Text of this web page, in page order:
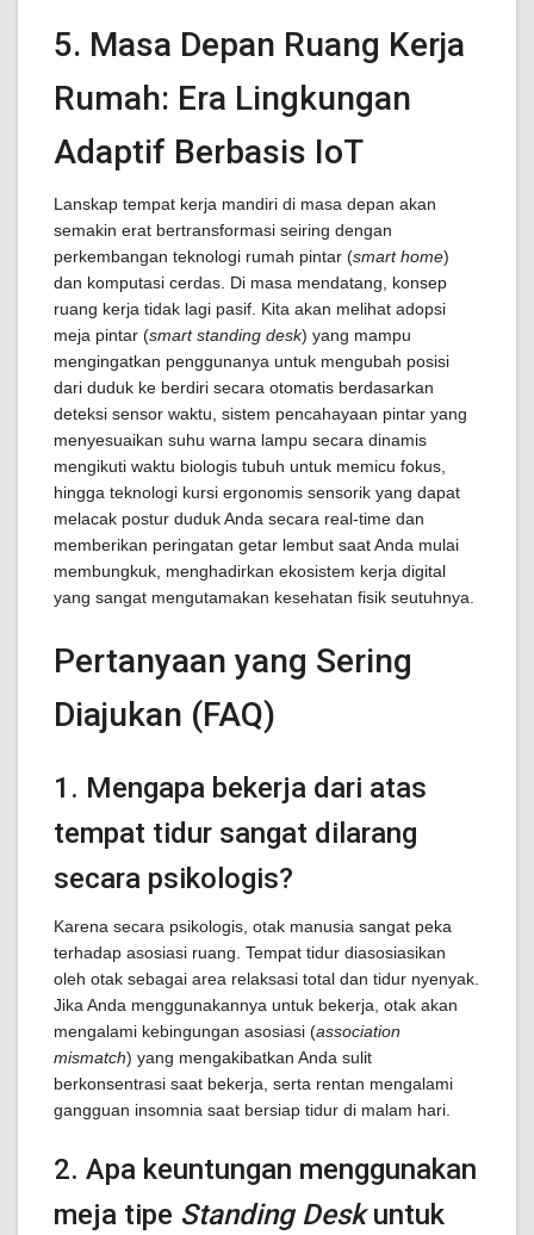
5. Masa Depan Ruang Kerja
Rumah: Era Lingkungan
Adaptif Berbasis IoT
Lanskap tempat kerja mandiri di masa depan akan
semakin erat bertransformasi seiring dengan
perkembangan teknologi rumah pintar (smart home)
dan komputasi cerdas. Di masa mendatang, konsep
ruang kerja tidak lagi pasif. Kita akan melihat adopsi
meja pintar (smart standing desk) yang mampu
mengingatkan penggunanya untuk mengubah posisi
dari duduk ke berdiri secara otomatis berdasarkan
deteksi sensor waktu, sistem pencahayaan pintar yang
menyesuaikan suhu warna lampu secara dinamis
mengikuti waktu biologis tubuh untuk memicu fokus,
hingga teknologi kursi ergonomis sensorik yang dapat
melacak postur duduk Anda secara real-time dan
memberikan peringatan getar lembut saat Anda mulai
membungkuk, menghadirkan ekosistem kerja digital
yang sangat mengutamakan kesehatan fisik seutuhnya.
Pertanyaan yang Sering
Diajukan (FAQ)
1. Mengapa bekerja dari atas
tempat tidur sangat dilarang
secara psikologis?
Karena secara psikologis, otak manusia sangat peka
terhadap asosiasi ruang. Tempat tidur diasosiasikan
oleh otak sebagai area relaksasi total dan tidur nyenyak.
Jika Anda menggunakannya untuk bekerja, otak akan
mengalami kebingungan asosiasi (association
mismatch) yang mengakibatkan Anda sulit
berkonsentrasi saat bekerja, serta rentan mengalami
gangguan insomnia saat bersiap tidur di malam hari.
2. Apa keuntungan menggunakan
meja tipe Standing Deskuntuk